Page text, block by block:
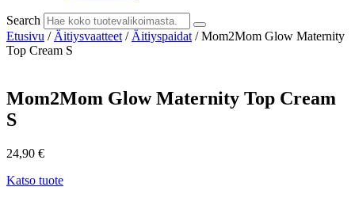
Search
Etusivu / Äitiysvaatteet / Äitiyspaidat / Mom2Mom Glow Maternity
Top Cream S
Mom2Mom Glow Maternity Top Cream
S
24,90 €
Katso tuote